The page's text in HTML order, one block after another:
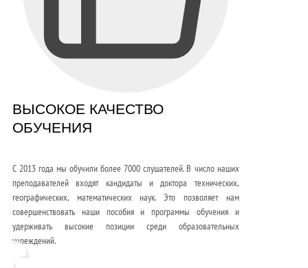
ВЫСОКОЕ КАЧЕСТВО
ОБУЧЕНИЯ
С 2013 года мы обучили более 7000 слушателей. В число наших
преподавателей входят кандидаты и доктора технических,
географических, математических наук. Это позволяет нам
совершенствовать наши пособия и программы обучения и
удерживать высокие позиции среди образовательных
учреждений.